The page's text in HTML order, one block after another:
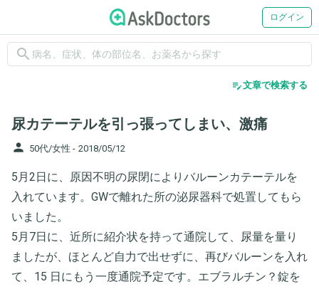
ログイン
search
edit_note文章で検索する
尿カテーテルを引っ張ってしまい、激痛
person 50代/女性 - 2018/05/12
5月2日に、原因不明の尿閉によりバルーンカテーテルを
入れています。GWで離れた所の泌尿器科で処置してもら
いました。
5月7日に、近所に紹介状を持って通院して、尿量を量り
ましたが、ほとんど自力で出せずに、再びバルーンを入れ
て、15 日にもう一度通院予定です。エブラルチン？錠を